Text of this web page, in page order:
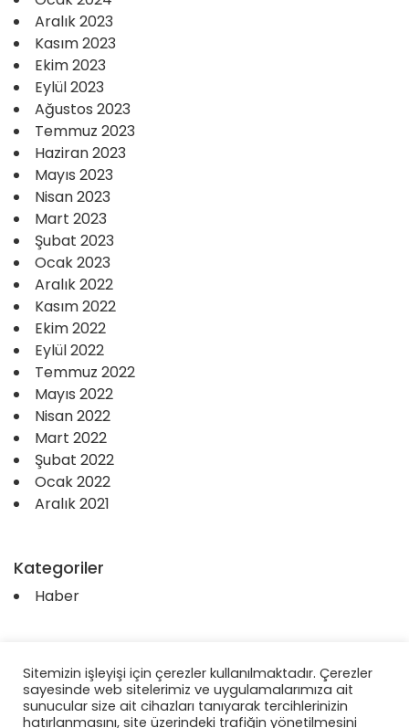
Aralık 2023
Kasım 2023
Ekim 2023
Eylül 2023
Ağustos 2023
Temmuz 2023
Haziran 2023
Mayıs 2023
Nisan 2023
Mart 2023
Şubat 2023
Ocak 2023
Aralık 2022
Kasım 2022
Ekim 2022
Eylül 2022
Temmuz 2022
Mayıs 2022
Nisan 2022
Mart 2022
Şubat 2022
Ocak 2022
Aralık 2021
Kategoriler
Haber
Sitemizin işleyişi için çerezler kullanılmaktadır. Çerezler
sayesinde web sitelerimiz ve uygulamalarımıza ait
sunucular size ait cihazları tanıyarak tercihlerinizin
hatırlanmasını, site üzerindeki trafiğin yönetilmesini